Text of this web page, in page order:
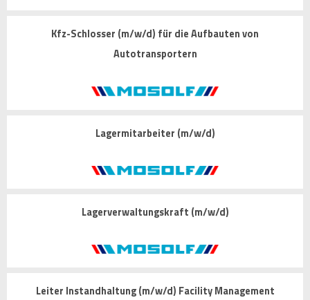
Kfz-Schlosser (m/w/d) für die Aufbauten von
Autotransportern
Lagermitarbeiter (m/w/d)
Lagerverwaltungskraft (m/w/d)
Leiter Instandhaltung (m/w/d) Facility Management